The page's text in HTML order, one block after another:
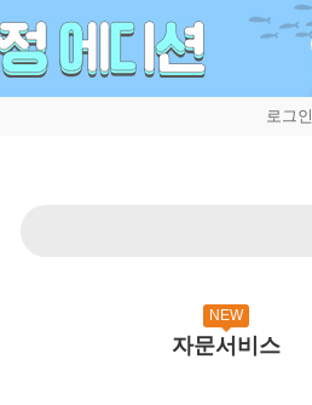
로그인
NEW
자문서비스